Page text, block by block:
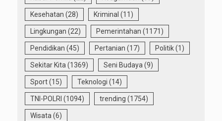
Kesehatan (28) Kriminal (11)
Lingkungan (22) Pemerintahan (1171)
Pendidikan (45) Pertanian (17) Politik(1)
Sekitar Kita (1369) Seni Budaya (9)
Sport(15) Teknologi (14)
TNI-POLRI (1094) trending (1754)
Wisata (6)